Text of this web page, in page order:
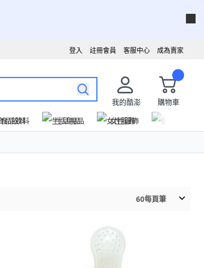
成為賣家
客服中心
註冊會員
登入
我的酷澎
購物車
食品飲料 生活用品 女性服飾
60每頁筆